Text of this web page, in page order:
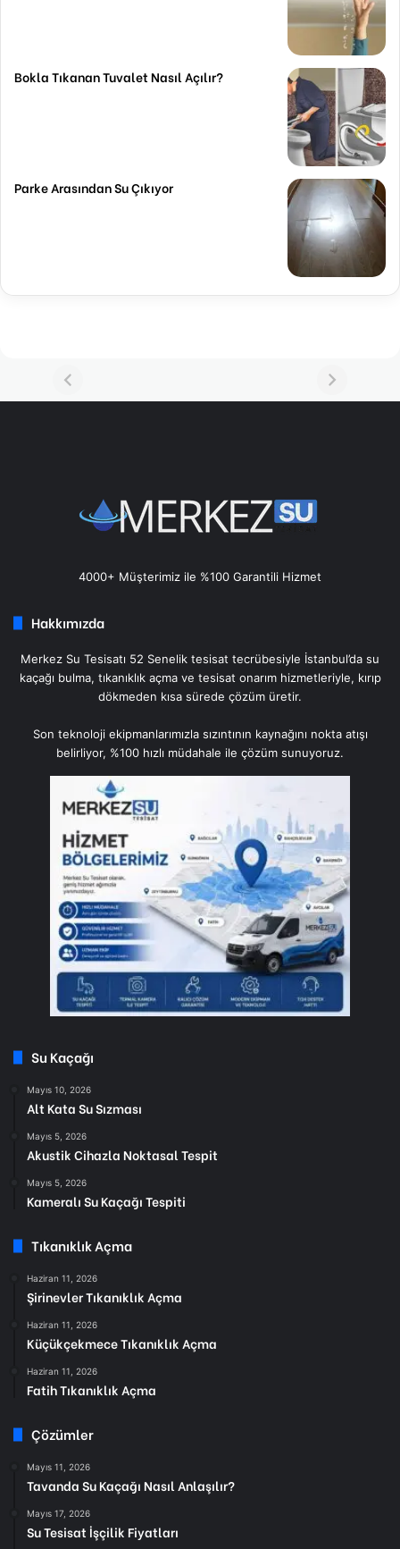
Bokla Tıkanan Tuvalet Nasıl Açılır?
Parke Arasından Su Çıkıyor
4000+ Müşterimiz ile %100 Garantili Hizmet
Hakkımızda
Merkez Su Tesisatı 52 Senelik tesisat tecrübesiyle İstanbul’da su
kaçağı bulma, tıkanıklık açma ve tesisat onarım hizmetleriyle, kırıp
dökmeden kısa sürede çözüm üretir.
Son teknoloji ekipmanlarımızla sızıntının kaynağını nokta atışı
belirliyor, %100 hızlı müdahale ile çözüm sunuyoruz.
Su Kaçağı
Mayıs 10, 2026
Alt Kata Su Sızması
Mayıs 5, 2026
Akustik Cihazla Noktasal Tespit
Mayıs 5, 2026
Kameralı Su Kaçağı Tespiti
Tıkanıklık Açma
Haziran 11, 2026
Şirinevler Tıkanıklık Açma
Haziran 11, 2026
Küçükçekmece Tıkanıklık Açma
Haziran 11, 2026
Fatih Tıkanıklık Açma
Çözümler
Mayıs 11, 2026
Tavanda Su Kaçağı Nasıl Anlaşılır?
Mayıs 17, 2026
Su Tesisat İşçilik Fiyatları